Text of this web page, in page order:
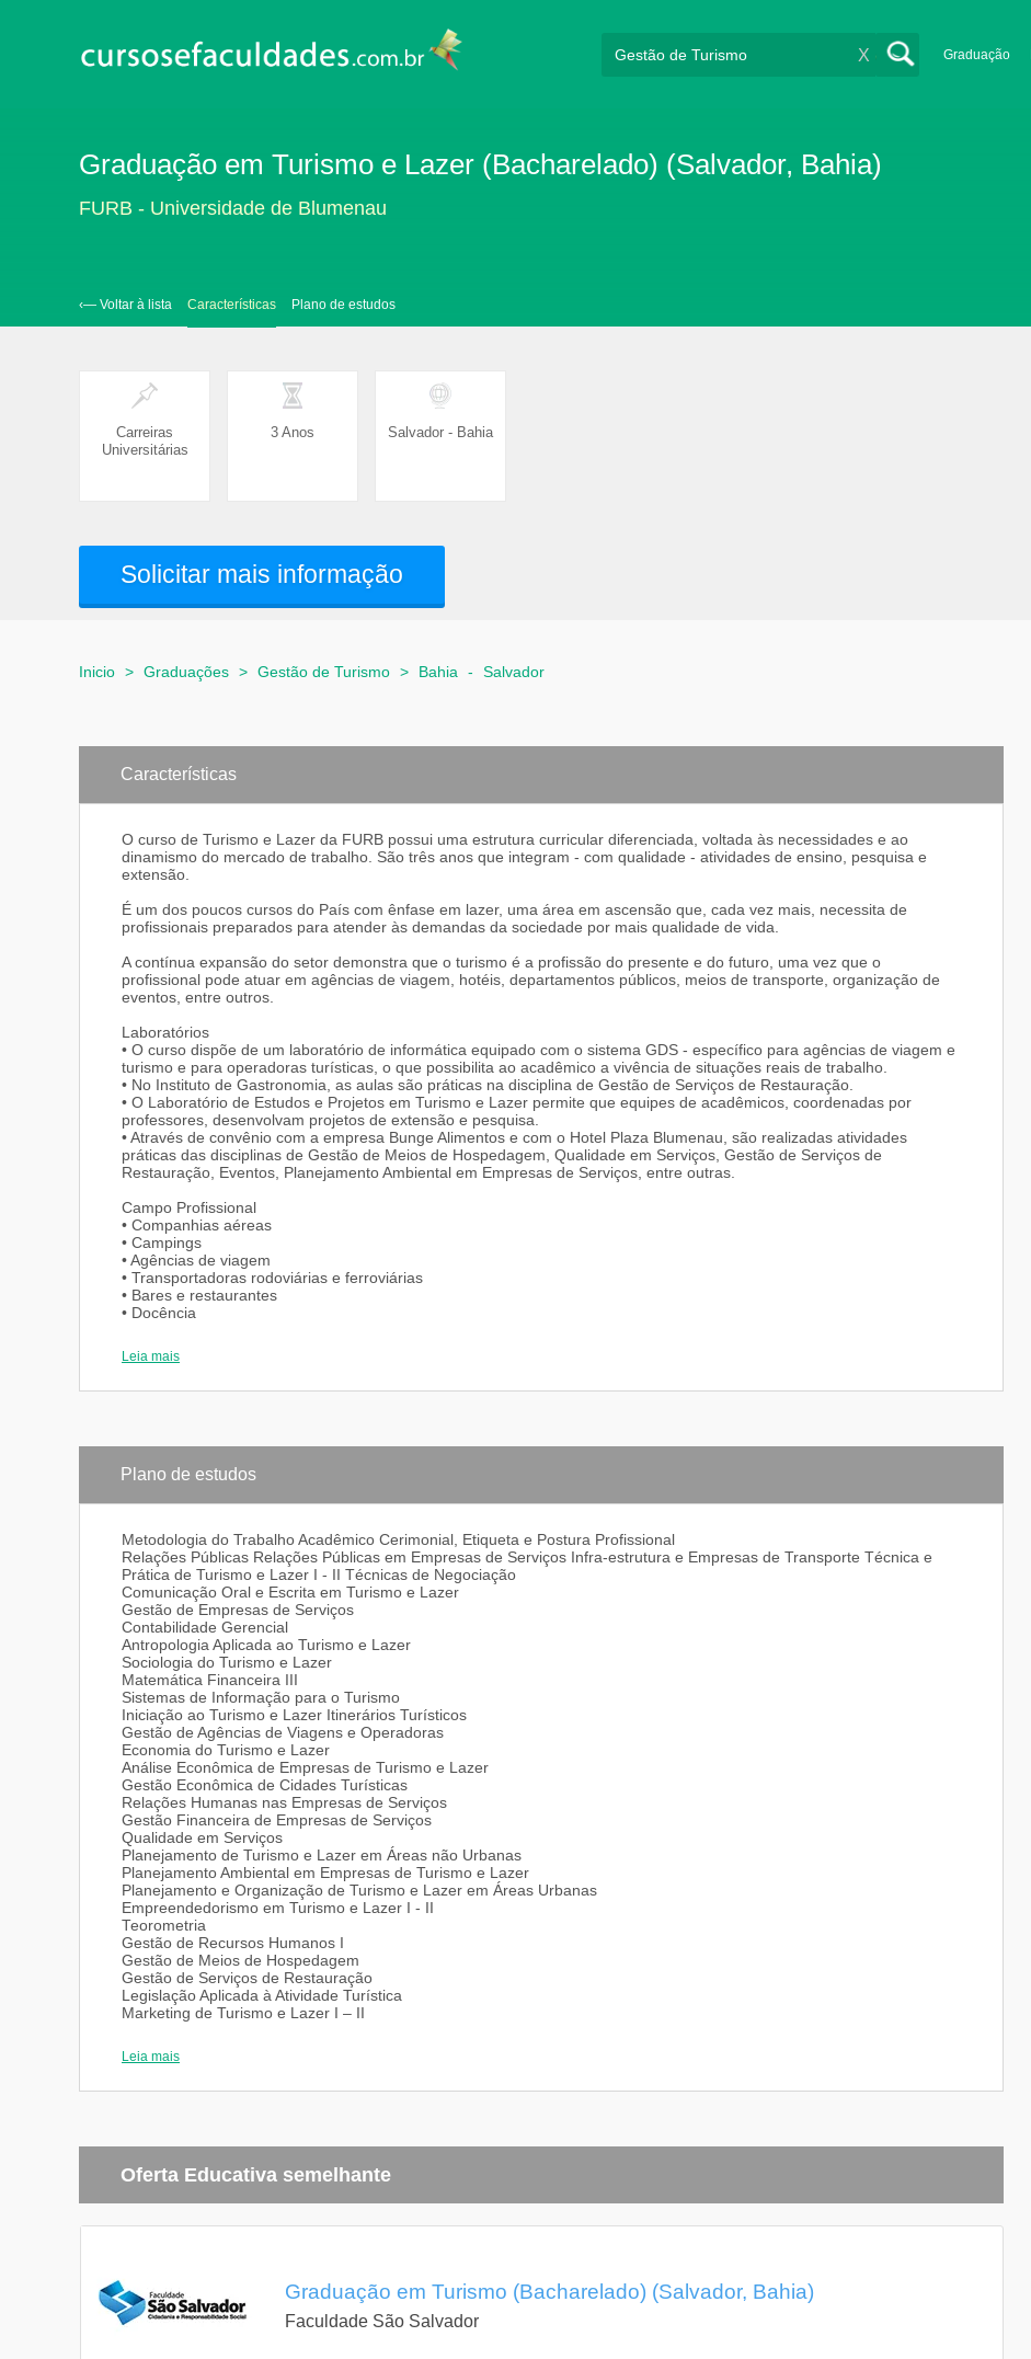
Graduação
X
Graduação em Turismo e Lazer (Bacharelado) (Salvador, Bahia)
FURB - Universidade de Blumenau
‹— Voltar à lista Características Plano de estudos
Carreiras
Universitárias
3 Anos Salvador - Bahia
Solicitar mais informação
Inicio > Graduações > Gestão de Turismo > Bahia - Salvador
Características
O curso de Turismo e Lazer da FURB possui uma estrutura curricular diferenciada, voltada às necessidades e ao
dinamismo do mercado de trabalho. São três anos que integram - com qualidade - atividades de ensino, pesquisa e
extensão.
É um dos poucos cursos do País com ênfase em lazer, uma área em ascensão que, cada vez mais, necessita de
profissionais preparados para atender às demandas da sociedade por mais qualidade de vida.
A contínua expansão do setor demonstra que o turismo é a profissão do presente e do futuro, uma vez que o
profissional pode atuar em agências de viagem, hotéis, departamentos públicos, meios de transporte, organização de
eventos, entre outros.
Laboratórios
• O curso dispõe de um laboratório de informática equipado com o sistema GDS - específico para agências de viagem e
turismo e para operadoras turísticas, o que possibilita ao acadêmico a vivência de situações reais de trabalho.
• No Instituto de Gastronomia, as aulas são práticas na disciplina de Gestão de Serviços de Restauração.
• O Laboratório de Estudos e Projetos em Turismo e Lazer permite que equipes de acadêmicos, coordenadas por
professores, desenvolvam projetos de extensão e pesquisa.
• Através de convênio com a empresa Bunge Alimentos e com o Hotel Plaza Blumenau, são realizadas atividades
práticas das disciplinas de Gestão de Meios de Hospedagem, Qualidade em Serviços, Gestão de Serviços de
Restauração, Eventos, Planejamento Ambiental em Empresas de Serviços, entre outras.
Campo Profissional
• Companhias aéreas
• Campings
• Agências de viagem
• Transportadoras rodoviárias e ferroviárias
• Bares e restaurantes
• Docência
• Assessoria em marketing turístico
• Assessoria em projetos públicos e privados
• Companhias de cruzeiros
• Animação turística
• Consultoria em planejamento turístico
• Consultoria do mercado editorial
• Entretenimento
Leia mais
Plano de estudos
Metodologia do Trabalho Acadêmico Cerimonial, Etiqueta e Postura Profissional
Relações Públicas Relações Públicas em Empresas de Serviços Infra-estrutura e Empresas de Transporte Técnica e
Prática de Turismo e Lazer I - II Técnicas de Negociação
Comunicação Oral e Escrita em Turismo e Lazer
Gestão de Empresas de Serviços
Contabilidade Gerencial
Antropologia Aplicada ao Turismo e Lazer
Sociologia do Turismo e Lazer
Matemática Financeira III
Sistemas de Informação para o Turismo
Iniciação ao Turismo e Lazer Itinerários Turísticos
Gestão de Agências de Viagens e Operadoras
Economia do Turismo e Lazer
Análise Econômica de Empresas de Turismo e Lazer
Gestão Econômica de Cidades Turísticas
Relações Humanas nas Empresas de Serviços
Gestão Financeira de Empresas de Serviços
Qualidade em Serviços
Planejamento de Turismo e Lazer em Áreas não Urbanas
Planejamento Ambiental em Empresas de Turismo e Lazer
Planejamento e Organização de Turismo e Lazer em Áreas Urbanas
Empreendedorismo em Turismo e Lazer I - II
Teorometria
Gestão de Recursos Humanos I
Gestão de Meios de Hospedagem
Gestão de Serviços de Restauração
Legislação Aplicada à Atividade Turística
Marketing de Turismo e Lazer I – II
Estágio Supervisionado em Turismo e Lazer I-II
Disciplinas Optativas
Leia mais
Oferta Educativa semelhante
Graduação em Turismo (Bacharelado) (Salvador, Bahia)
Faculdade São Salvador